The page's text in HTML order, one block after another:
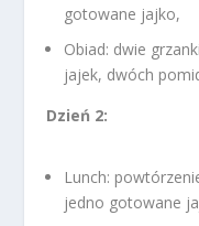
gotowane jajko,
Obiad: dwie
jajek, dwóch
Dzień 2:
Lunch:
jedno gotowane